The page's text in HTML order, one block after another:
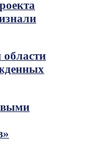
области